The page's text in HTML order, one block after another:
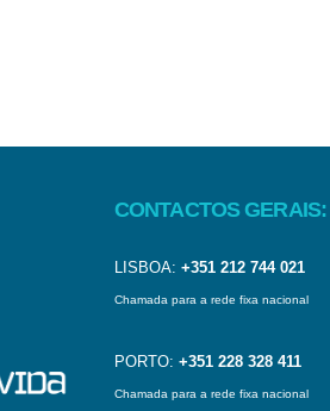
CONTACTOS GERAIS:
LISBOA: +351 212 744 021
Chamada para a rede fixa nacional
PORTO: +351 228 328 411
Chamada para a rede fixa nacional